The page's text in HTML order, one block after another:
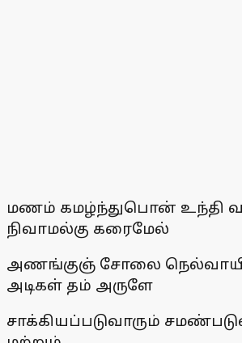
மணம் கமழ்ந்துபொன் உந்தி
நிவாமல்கு கரைமேல்
அணங்குஞ் சோலை
அடிகள் தம் அருளே
சாக்கியப்படுவாரும்